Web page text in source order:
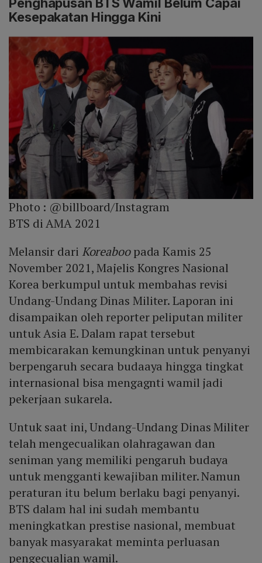
Penghapusan BTS Wamil Belum Capai
Kesepakatan Hingga Kini
Photo : @billboard/Instagram
BTS di AMA 2021
Melansir dari Koreaboopada Kamis 25
November 2021, Majelis Kongres Nasional
Korea berkumpul untuk membahas revisi
Undang-Undang Dinas Militer. Laporan ini
disampaikan oleh reporter peliputan militer
untuk Asia E. Dalam rapat tersebut
membicarakan kemungkinan untuk penyanyi
berpengaruh secara budaaya hingga tingkat
internasional bisa mengagnti wamil jadi
pekerjaan sukarela.
Untuk saat ini, Undang-Undang Dinas Militer
telah mengecualikan olahragawan dan
seniman yang memiliki pengaruh budaya
untuk mengganti kewajiban militer. Namun
peraturan itu belum berlaku bagi penyanyi.
BTS dalam hal ini sudah membantu
meningkatkan prestise nasional, membuat
banyak masyarakat meminta perluasan
pengecualian wamil.